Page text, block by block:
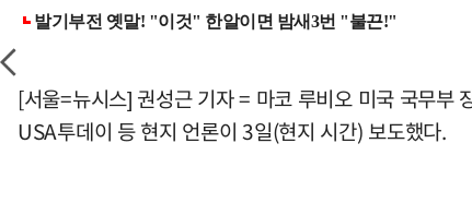
[서울=뉴시스] 권성근 기자 = 마코 루비오 미국 국무부
USA투데이 등 현지 언론이 3일(현지 시간) 보도했다.